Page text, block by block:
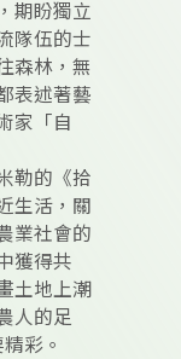
期盼獨立
隊伍的士
森林，無
表述著藝
家「自
勒的《拾
生活，關
業社會的
獲得共
土地上潮
人的足
彩。